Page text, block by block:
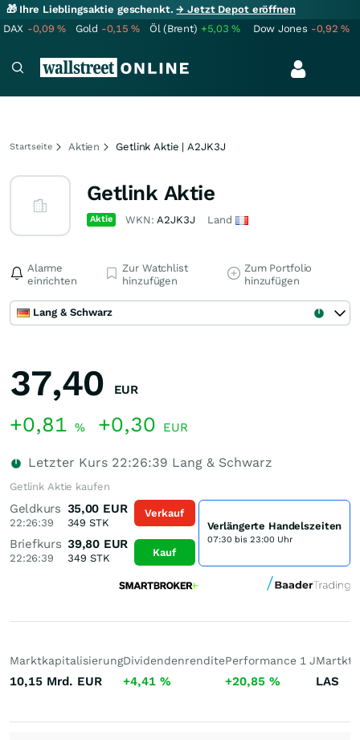
🎁 Ihre Lieblingsaktie geschenkt.→ Jetzt Depot eröffnen
DAX -0,09% Gold -0,15% Öl (Brent) +5,03% Dow Jones -0,92%
Startseite Aktien Getlink Aktie | A2JK3J
Getlink Aktie
Aktie WKN:A2JK3J Land
Alarme
einrichten
Zur Watchlist
hinzufügen
Zum Portfolio
hinzufügen
Lang & Schwarz
37,40 EUR
+0,81 % +0,30 EUR
Letzter Kurs 22:26:39 Lang & Schwarz
Getlink Aktie kaufen
Geldkurs
22:26:39
35,00 EUR
349 STK
Briefkurs
22:26:39
39,80 EUR
349 STK
Verkauf
Kauf
Verlängerte Handelszeiten
07:30 bis 23:00 Uhr
Marktkapitalisierung
10,15 Mrd. EUR
Dividendenrendite
+4,41 %
Performance 1 J
+20,85 % LAS